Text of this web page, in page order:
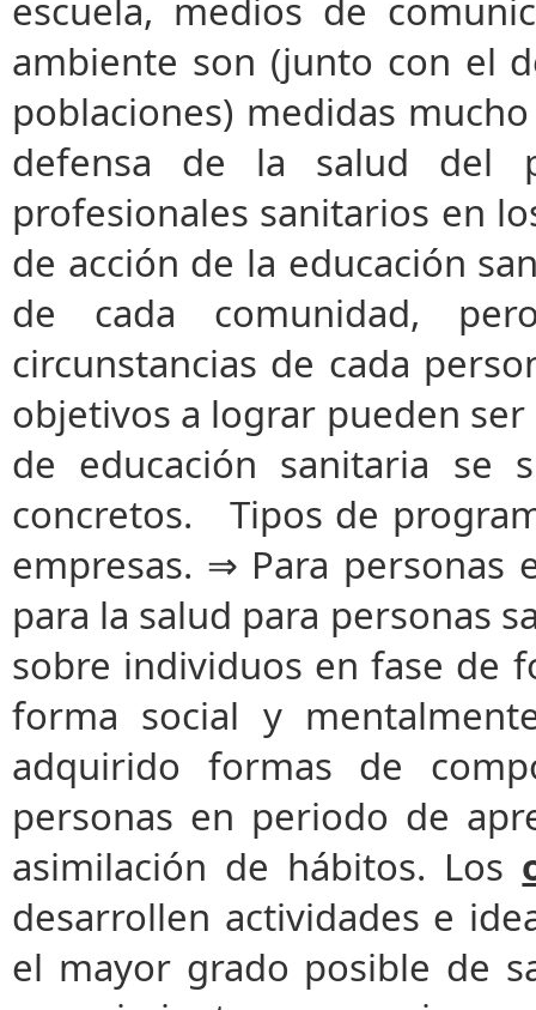
escuela, medios de
ambiente son (junto con el
poblaciones) medidas
defensa de la salud del
profesionales sanitarios en
de acción de la educación
de cada comunidad,
circunstancias de cada
objetivos a lograr pueden
de educación sanitaria se
concretos. Tipos de
empresas. ⇒ Para
para la salud para personas
sobre individuos en fase de
forma social y
adquirido formas de
personas en periodo de
asimilación de hábitos. Los
desarrollen actividades e
el mayor grado posible de